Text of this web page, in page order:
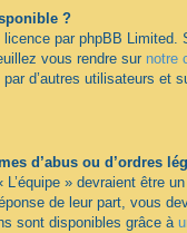
?
par phpBB Limited.
vous rendre sur notre
d’autres utilisateurs et
d’abus ou d’ordres
» devraient être
de leur part, vous
sont disponibles grâce à